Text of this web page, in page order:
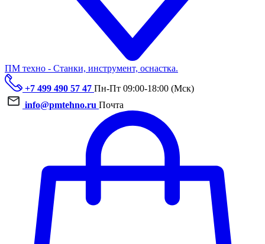
ПМ техно - Станки, инструмент, оснастка.
+7 499 490 57 47 Пн-Пт 09:00-18:00 (Мск)
info@pmtehno.ru Почта